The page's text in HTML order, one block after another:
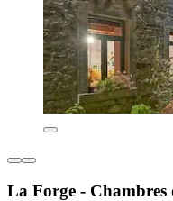
La Forge - Chambres